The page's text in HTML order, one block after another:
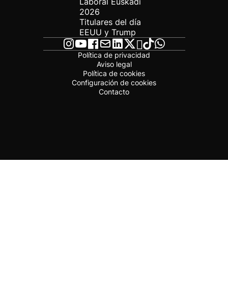
2026
Titulares del día
EEUU y Trump
Política de privacidad
Aviso legal
Política de cookies
Configuración de cookies
Contacto